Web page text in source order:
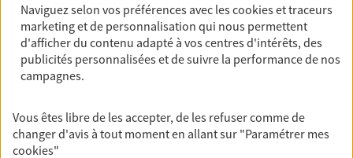
Multirisque Entreprise
Gagnez en simplicité et en sérénité avec votre
assurance multirisque entreprise. Un contrat
unique pour protéger vos locaux, matériels pro,
équipements et stocks… sans oublier votre
Découvrir l'offre Multirisque Entreprise
Naviguez selon vos préférences avec lescookies et traceurs
marketing et de personnalisation qui nous permettent
d'afficher du contenu adapté à vos centres d'intérêts, des
publicités personnalisées et de suivre la performance de nos
campagnes.
Vous êtes libre de les accepter, de les refuser comme de
changer d'avis à tout moment en allant sur "Paramétrer mes
cookies"